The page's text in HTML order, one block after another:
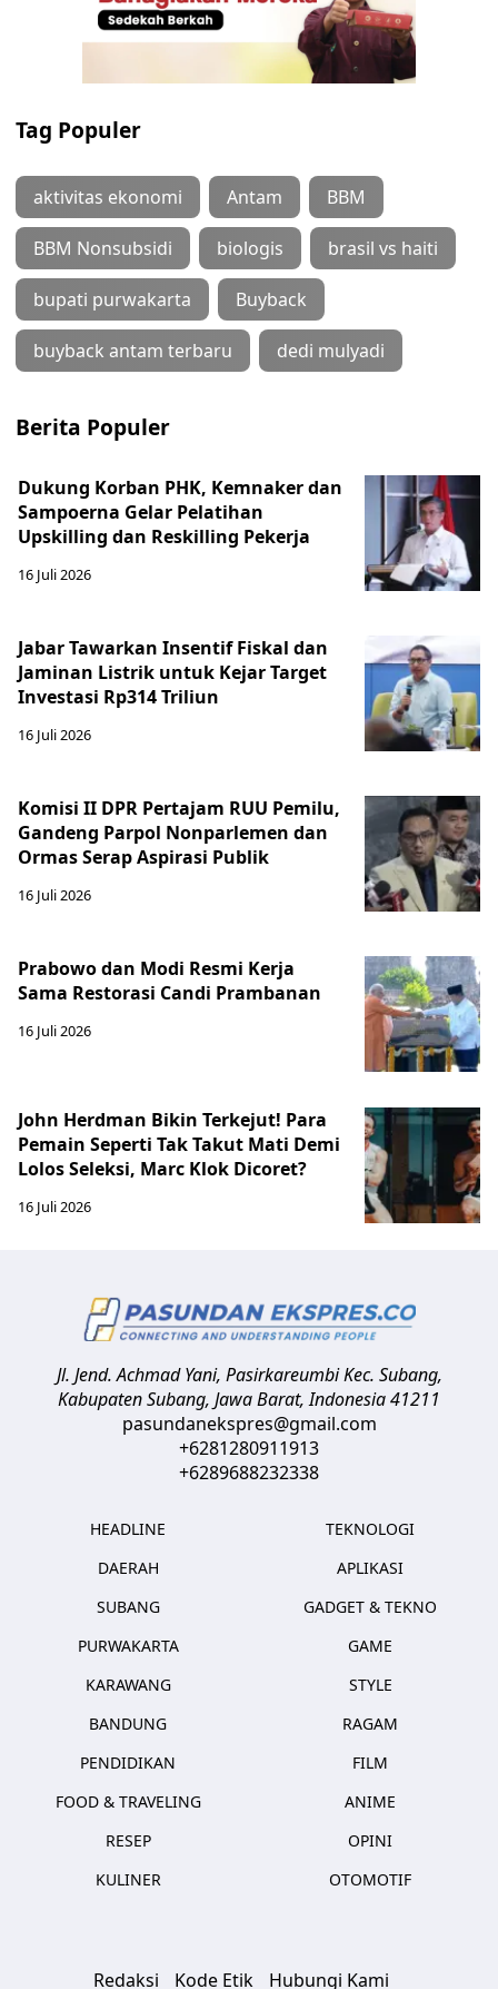
Tag Populer
aktivitas ekonomi Antam BBM
BBM Nonsubsidi biologis brasil vs haiti
bupati purwakarta Buyback
buyback antam terbaru dedi mulyadi
Berita Populer
Dukung Korban PHK, Kemnaker dan
Sampoerna Gelar Pelatihan
Upskilling dan Reskilling Pekerja
16 Juli 2026
Jabar Tawarkan Insentif Fiskal dan
Jaminan Listrik untuk Kejar Target
Investasi Rp314 Triliun
16 Juli 2026
Komisi II DPR Pertajam RUU Pemilu,
Gandeng Parpol Nonparlemen dan
Ormas Serap Aspirasi Publik
16 Juli 2026
Prabowo dan Modi Resmi Kerja
Sama Restorasi Candi Prambanan
16 Juli 2026
John Herdman Bikin Terkejut! Para
Pemain Seperti Tak Takut Mati Demi
Lolos Seleksi, Marc Klok Dicoret?
16 Juli 2026
Jl. Jend. Achmad Yani, Pasirkareumbi Kec. Subang,
Kabupaten Subang, Jawa Barat,Indonesia41211
pasundanekspres@gmail.com
+6281280911913
+6289688232338
HEADLINE
DAERAH
SUBANG
PURWAKARTA
KARAWANG
BANDUNG
PENDIDIKAN
FOOD & TRAVELING
RESEP
KULINER
TEKNOLOGI
APLIKASI
GADGET & TEKNO
GAME
STYLE
RAGAM
FILM
ANIME
OPINI
OTOMOTIF
Redaksi Kode Etik Hubungi Kami